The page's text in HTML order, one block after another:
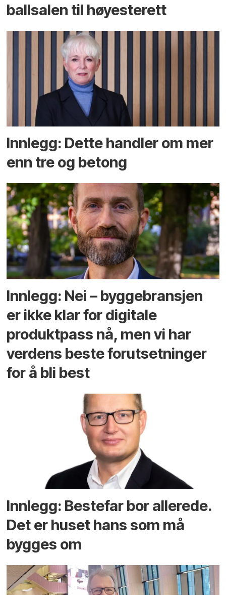
ballsalen til høyesterett
Innlegg: Dette handler om mer
enn tre og betong
Innlegg: Nei – byggebransjen
er ikke klar for digitale
produktpass nå, men vi har
verdens beste forutsetninger
for å bli best
Innlegg: Bestefar bor allerede.
Det er huset hans som må
bygges om